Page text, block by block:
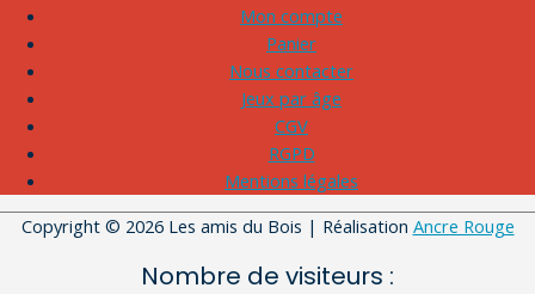
Mon compte
Panier
Nous contacter
Jeux par âge
CGV
RGPD
Mentions légales
Copyright © 2026 Les amis du Bois | Réalisation Ancre Rouge
Nombre de visiteurs :